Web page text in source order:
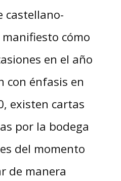
castellano-
cómo
en el año
con énfasis en
existen cartas
por la bodega
del momento
de manera